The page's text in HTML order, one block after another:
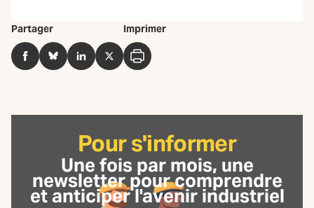
Partager
FacebookBlueSkyLinkedInTwitter
Imprimer
Imprimer
Pour s'informer
Une fois par mois, une
newsletterpour comprendre
et anticiper l'avenir industriel